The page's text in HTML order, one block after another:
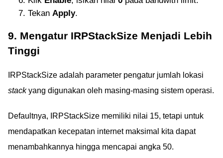
Tekan Apply.
9. Mengatur IRPStackSize Menjadi Lebih
Tinggi
IRPStackSize adalah parameter pengatur jumlah lokasi
stackyang digunakan oleh masing-masing sistem operasi.
Defaultnya, IRPStackSize memiliki nilai 15, tetapi untuk
mendapatkan kecepatan internet maksimal kita dapat
menambahkannya hingga mencapai angka 50.